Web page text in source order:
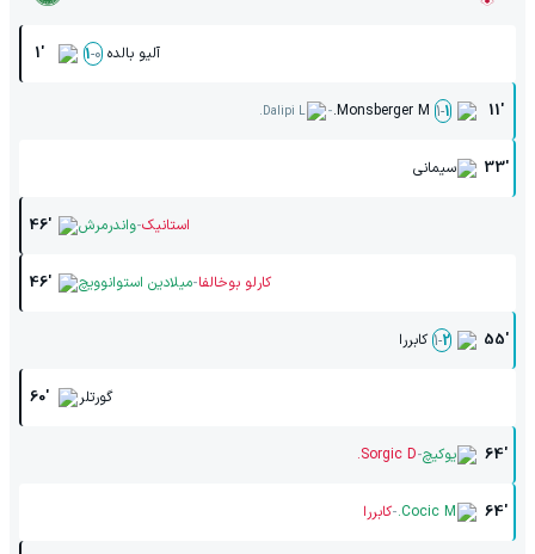
1' 0
-
1 آلیو بالده
11'
1
-
1
Monsberger M.
-
Dalipi L.
33' سیمانی
46' واندرمرش-استانیک
46' میلادین استوانوویچ-کارلو بوخالفا
55'
2
-
1 کابررا
60' گورتلر
64' یوکیچ-
Sorgic D.
64'
Cocic M.
-کابررا